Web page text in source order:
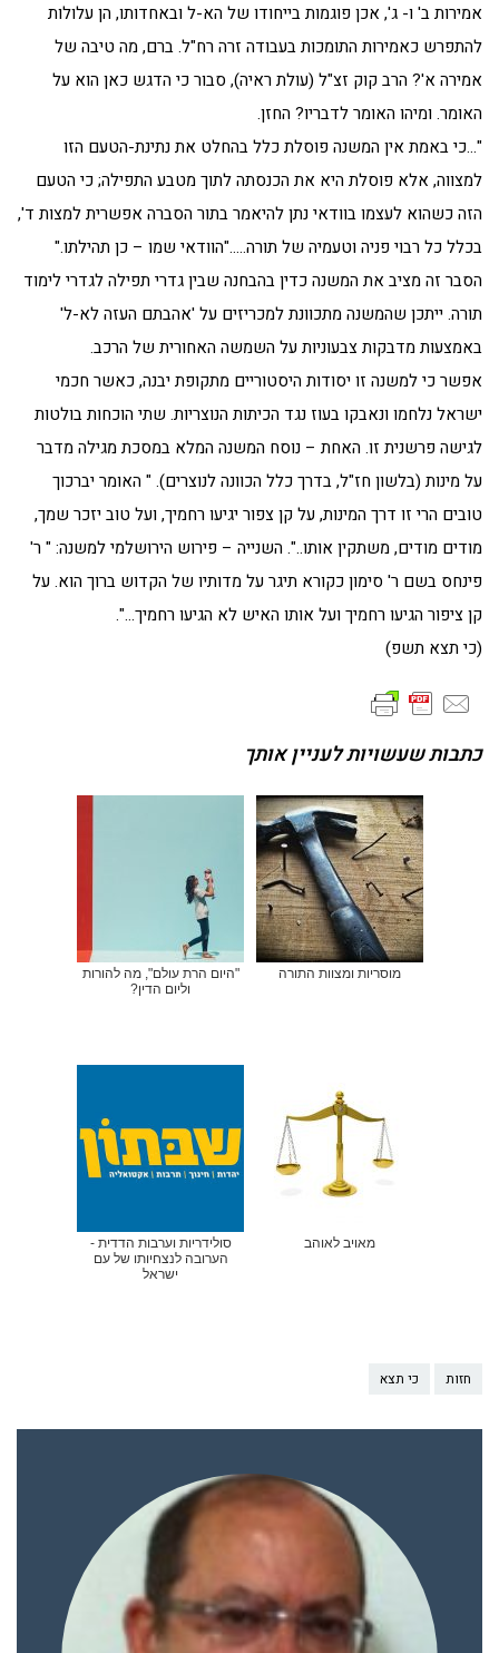
אמירות ב' ו- ג', אכן פוגמות בייחודו של הא-ל ובאחדותו, הן עלולות
להתפרש כאמירות התומכות בעבודה זרה רח"ל. ברם, מה טיבה של
אמירה א'? הרב קוק זצ"ל (עולת ראיה), סבור כי הדגש כאן הוא על
האומר. ומיהו האומר לדבריו? החזן.
"…כי באמת אין המשנה פוסלת כלל בהחלט את נתינת-הטעם הזו
למצווה, אלא פוסלת היא את הכנסתה לתוך מטבע התפילה; כי הטעם
הזה כשהוא לעצמו בוודאי נתן להיאמר בתור הסברה אפשרית למצות ד',
בכלל כל רבוי פניה וטעמיה של תורה….."הוודאי שמו – כן תהילתו."
הסבר זה מציב את המשנה כדין בהבחנה שבין גדרי תפילה לגדרי לימוד
תורה. ייתכן שהמשנה מתכוונת למכריזים על 'אהבתם העזה לא-ל'
באמצעות מדבקות צבעוניות על השמשה האחורית של הרכב.
אפשר כי למשנה זו יסודות היסטוריים מתקופת יבנה, כאשר חכמי
ישראל נלחמו ונאבקו בעוז נגד הכיתות הנוצריות. שתי הוכחות בולטות
לגישה פרשנית זו. האחת – נוסח המשנה המלא במסכת מגילה מדבר
על מינות (בלשון חז"ל, בדרך כלל הכוונה לנוצרים). " האומר יברכוך
טובים הרי זו דרך המינות, על קן צפור יגיעו רחמיך, ועל טוב יזכר שמך,
מודים מודים, משתקין אותו..". השנייה – פירוש הירושלמי למשנה: " ר'
פינחס בשם ר' סימון כקורא תיגר על מדותיו של הקדוש ברוך הוא. על
קן ציפור הגיעו רחמיך ועל אותו האיש לא הגיעו רחמיך…".
(כי תצא תשפ)
כתבות שעשויות לעניין אותך
מוסריות ומצוות התורה
"היום הרת עולם", מה להורות
וליום הדין?
מאויב לאוהב
סולידריות וערבות הדדית -
הערובה לנצחיותו של עם
ישראל
חזות כי תצא